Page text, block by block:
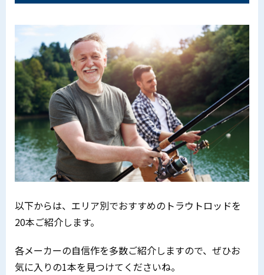
以下からは、エリア別でおすすめのトラウトロッドを
20本ご紹介します。
各メーカーの自信作を多数ご紹介しますので、ぜひお
気に入りの1本を見つけてくださいね。